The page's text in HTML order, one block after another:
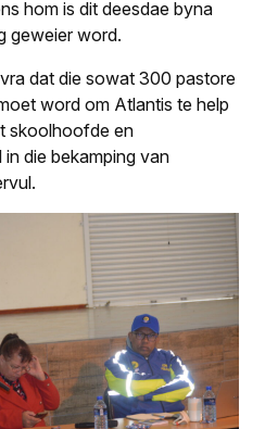
hom is dit deesdae byna
geweier word.
dat die sowat 300 pastore
word om Atlantis te help
skoolhoofde en
in die bekamping van